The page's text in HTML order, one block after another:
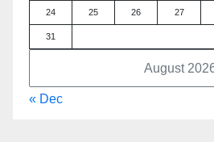
August
24 25 26 27
31
« Dec